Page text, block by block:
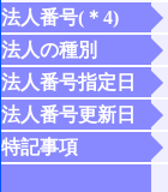
法人番号(＊4)
法人の種別
法人番号指定日
法人番号更新日
特記事項